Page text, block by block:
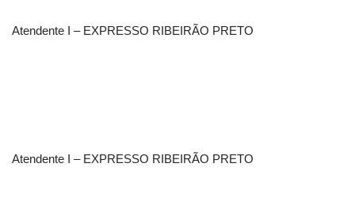
Atendente I – EXPRESSO RIBEIRÃO PRETO
Atendente I – EXPRESSO RIBEIRÃO PRETO